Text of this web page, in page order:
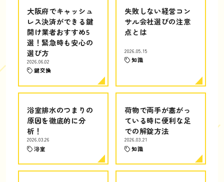
大阪府でキャッシュ
レス決済ができる鍵
開け業者おすすめ5
選！緊急時も安心の
選び方
2026.06.02
鍵交換
失敗しない経営コン
サル会社選びの注意
点とは
2026.05.15
知識
浴室排水のつまりの
原因を徹底的に分
析！
2026.03.26
浴室
荷物で両手が塞がっ
ている時に便利な足
での解錠方法
2026.03.21
知識